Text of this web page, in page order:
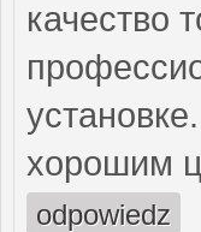
качество
хорошим
odpowiedz